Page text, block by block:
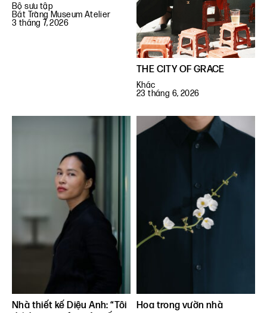
Bộ sưu tập
Bát Tràng Museum Atelier
3 tháng 7, 2026
THE CITY OF GRACE
Khác
23 tháng 6, 2026
Nhà thiết kế Diệu Anh: “Tôi
Hoa trong vườn nhà